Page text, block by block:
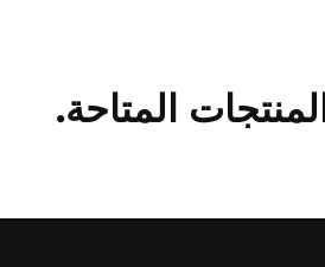
المتاحة.